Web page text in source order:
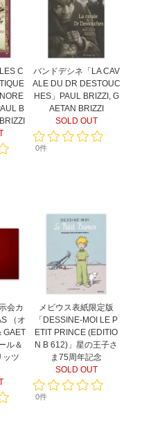
C
B
バンドデシネ「LA CAV
ALE DU DR DESTOUC
HES」PAUL BRIZZI, G
AETAN BRIZZI
SOLD OUT
0件
会カ
（オ
GAET
ル＆
ッツ
メビウス表紙限定版
「DESSINE-MOI LE P
ETIT PRINCE (EDITIO
N B 612)」星の王子さ
ま75周年記念
SOLD OUT
0件